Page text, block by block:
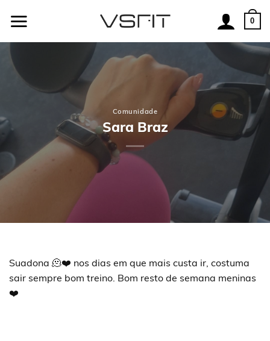
0
Comunidade
Sara Braz
Suadona 🫠❤️ nos dias em que mais custa ir, costuma
sair sempre bom treino. Bom resto de semana meninas
❤️